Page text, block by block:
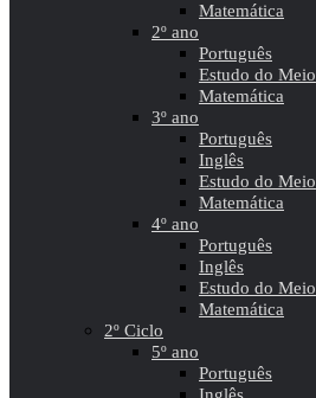
Matemática
2º ano
Português
Estudo do Meio
Matemática
3º ano
Português
Inglês
Estudo do Meio
Matemática
4º ano
Português
Inglês
Estudo do Meio
Matemática
2º Ciclo
5º ano
Português